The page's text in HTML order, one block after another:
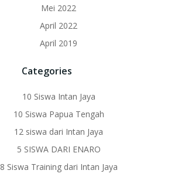
Mei 2022
April 2022
April 2019
Categories
10 Siswa Intan Jaya
10 Siswa Papua Tengah
12 siswa dari Intan Jaya
5 SISWA DARI ENARO
8 Siswa Training dari Intan Jaya